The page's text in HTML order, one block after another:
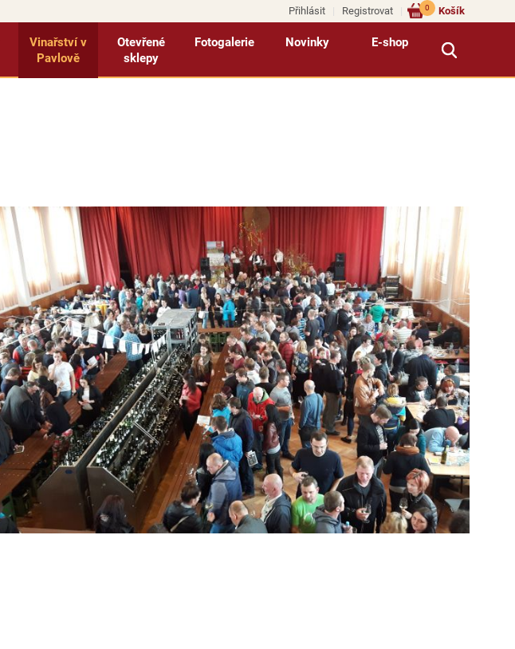
Přihlásit Registrovat Košík
0
Vinařství v
Pavlově
Otevřené
sklepy
Fotogalerie Novinky E-shop